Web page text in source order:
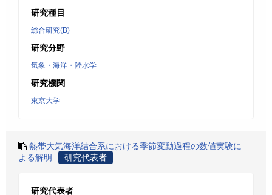
研究種目
総合研究(B)
研究分野
気象・海洋・陸水学
研究機関
東京大学
熱帯大気海洋結合系における季節変動過程の数値実験に
よる解明
研究代表者
研究代表者